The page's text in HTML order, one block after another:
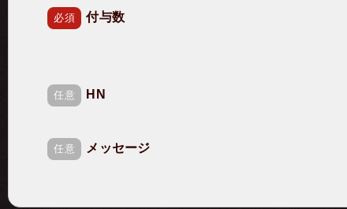
必須
付与数
必須 希望の付与時間
任意 HN
任意 メッセージ